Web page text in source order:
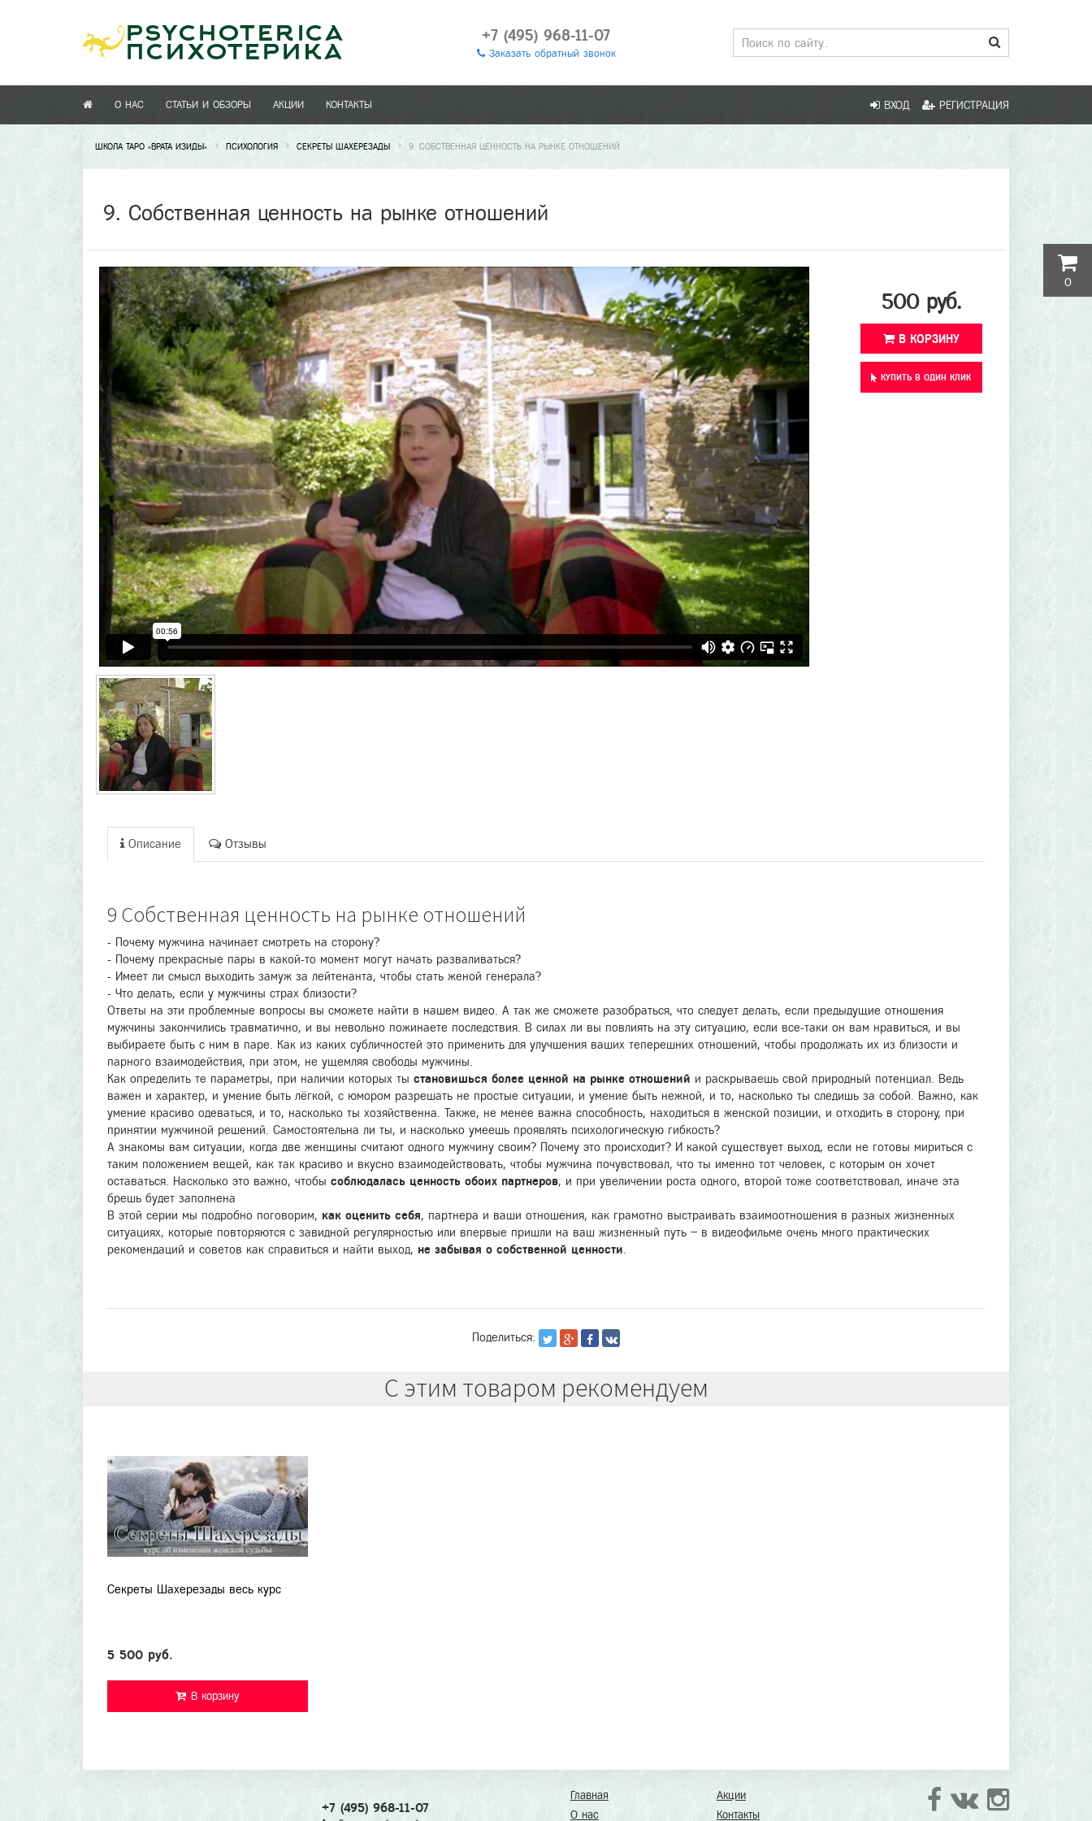
+7 (495) 968-11-07
Заказать обратный звонок
О НАС СТАТЬИ И ОБЗОРЫ АКЦИИ КОНТАКТЫ ВХОД РЕГИСТРАЦИЯ
ШКОЛА ТАРО «ВРАТА ИЗИДЫ» ПСИХОЛОГИЯ СЕКРЕТЫ ШАХЕРЕЗАДЫ 9. СОБСТВЕННАЯ ЦЕННОСТЬ НА РЫНКЕ ОТНОШЕНИЙ
9. Собственная ценность на рынке отношений
500 руб.
В КОРЗИНУ
КУПИТЬ В ОДИН КЛИК
Описание Отзывы
9 Собственная ценность на рынке отношений
- Почему мужчина начинает смотреть на сторону?
- Почему прекрасные пары в какой-то момент могут начать разваливаться?
- Имеет ли смысл выходить замуж за лейтенанта, чтобы стать женой генерала?
- Что делать, если у мужчины страх близости?
Ответы на эти проблемные вопросы вы сможете найти в нашем видео. А так же сможете разобраться, что следует делать, если предыдущие отношения
мужчины закончились травматично, и вы невольно пожинаете последствия. В силах ли вы повлиять на эту ситуацию, если все-таки он вам нравиться, и вы
выбираете быть с ним в паре. Как из каких субличностей это применить для улучшения ваших теперешних отношений, чтобы продолжать их из близости и
парного взаимодействия, при этом, не ущемляя свободы мужчины.
Как определить те параметры, при наличии которых ты становишься более ценной на рынке отношений и раскрываешь свой природный потенциал. Ведь
важен и характер, и умение быть лёгкой, с юмором разрешать не простые ситуации, и умение быть нежной, и то, насколько ты следишь за собой. Важно, как
умение красиво одеваться, и то, насколько ты хозяйственна. Также, не менее важна способность, находиться в женской позиции, и отходить в сторону, при
принятии мужчиной решений. Самостоятельна ли ты, и насколько умеешь проявлять психологическую гибкость?
А знакомы вам ситуации, когда две женщины считают одного мужчину своим? Почему это происходит? И какой существует выход, если не готовы мириться с
таким положением вещей, как так красиво и вкусно взаимодействовать, чтобы мужчина почувствовал, что ты именно тот человек, с которым он хочет
оставаться. Насколько это важно, чтобы соблюдалась ценность обоих партнеров, и при увеличении роста одного, второй тоже соответствовал, иначе эта
брешь будет заполнена
В этой серии мы подробно поговорим, как оценить себя, партнера и ваши отношения, как грамотно выстраивать взаимоотношения в разных жизненных
ситуациях, которые повторяются с завидной регулярностью или впервые пришли на ваш жизненный путь – в видеофильме очень много практических
рекомендаций и советов как справиться и найти выход, не забывая о собственной ценности.
Поделиться:
С этим товаром рекомендуем
Секреты Шахерезады весь курс
5 500 руб.
В корзину
+7 (495) 968-11-07
Главная
О нас
Акции
Контакты
0